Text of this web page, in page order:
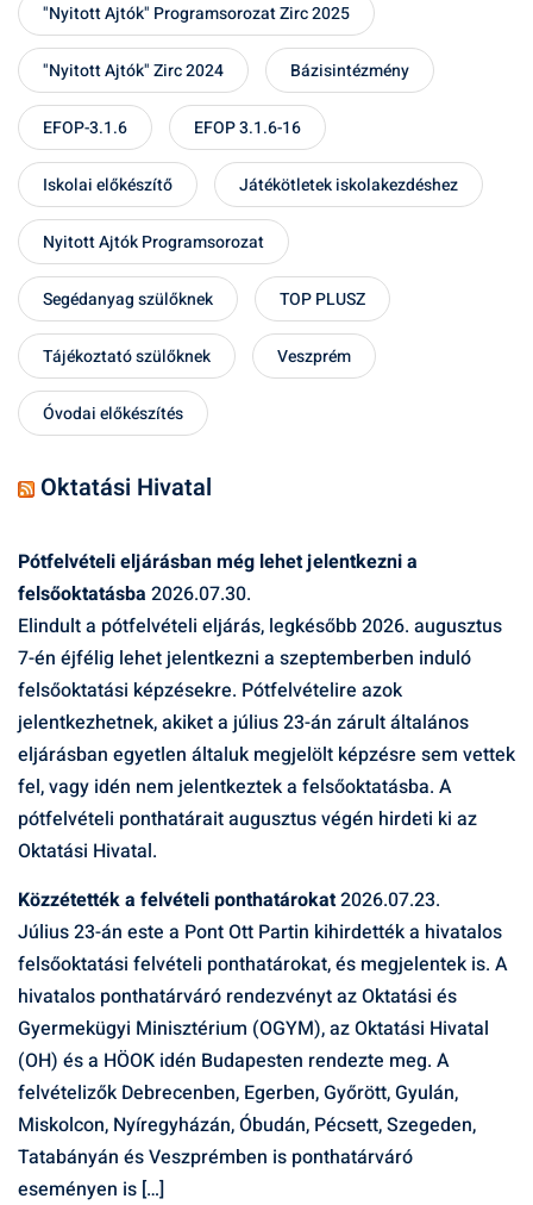
"Nyitott Ajtók" Programsorozat Zirc 2025
"Nyitott Ajtók" Zirc 2024 Bázisintézmény
EFOP-3.1.6 EFOP 3.1.6-16
Iskolai előkészítő Játékötletek iskolakezdéshez
Nyitott Ajtók Programsorozat
Segédanyag szülőknek TOP PLUSZ
Tájékoztató szülőknek Veszprém
Óvodai előkészítés
Oktatási Hivatal
Pótfelvételi eljárásban még lehet jelentkezni a
felsőoktatásba 2026.07.30.
Elindult a pótfelvételi eljárás, legkésőbb 2026. augusztus
7-én éjfélig lehet jelentkezni a szeptemberben induló
felsőoktatási képzésekre. Pótfelvételire azok
jelentkezhetnek, akiket a július 23-án zárult általános
eljárásban egyetlen általuk megjelölt képzésre sem vettek
fel, vagy idén nem jelentkeztek a felsőoktatásba. A
pótfelvételi ponthatárait augusztus végén hirdeti ki az
Oktatási Hivatal.
Közzétették a felvételi ponthatárokat2026.07.23.
Július 23-án este a Pont Ott Partin kihirdették a hivatalos
felsőoktatási felvételi ponthatárokat, és megjelentek is. A
hivatalos ponthatárváró rendezvényt az Oktatási és
Gyermekügyi Minisztérium (OGYM), az Oktatási Hivatal
(OH) és a HÖOK idén Budapesten rendezte meg. A
felvételizők Debrecenben, Egerben, Győrött, Gyulán,
Miskolcon, Nyíregyházán, Óbudán, Pécsett, Szegeden,
Tatabányán és Veszprémben is ponthatárváró
eseményen is […]